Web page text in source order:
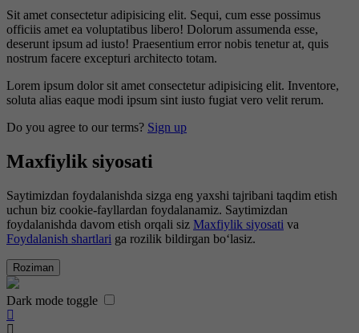
Sit amet consectetur adipisicing elit. Sequi, cum esse possimus
officiis amet ea voluptatibus libero! Dolorum assumenda esse,
deserunt ipsum ad iusto! Praesentium error nobis tenetur at, quis
nostrum facere excepturi architecto totam.
Lorem ipsum dolor sit amet consectetur adipisicing elit. Inventore,
soluta alias eaque modi ipsum sint iusto fugiat vero velit rerum.
Do you agree to our terms? Sign up
Maxfiylik siyosati
Saytimizdan foydalanishda sizga eng yaxshi tajribani taqdim etish
uchun biz cookie-fayllardan foydalanamiz. Saytimizdan
foydalanishda davom etish orqali siz Maxfiylik siyosati va
Foydalanish shartlari ga rozilik bildirgan bo‘lasiz.
Roziman
Dark mode toggle